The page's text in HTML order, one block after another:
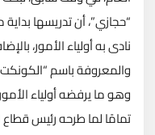
“حجازي”، أن تدريسها
نادى به أولياء الأمور،
والمعروفة باسم
وهو ما يرفضه أولياء
تمامًا لما طرحه رئيس قطاع